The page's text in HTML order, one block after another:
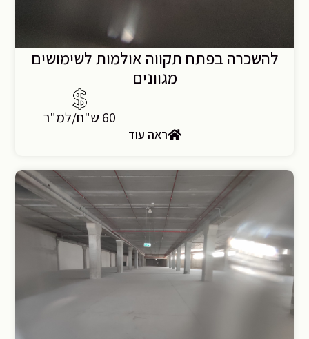
להשכרה בפתח תקווה אולמות לשימושים
מגוונים
60 ש"ח/למ"ר
ראה עוד